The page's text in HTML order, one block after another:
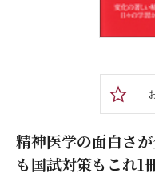
精神医学の面白さ
も国試対策もこれ1